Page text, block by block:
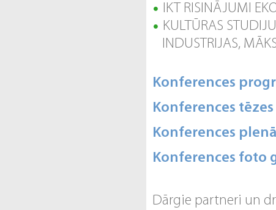
IKT RISINĀJUMI
KULTŪRAS
INDUSTRIJAS,
Konferences
Konferences tēzes
Konferences
Konferences foto
Dārgie partneri un